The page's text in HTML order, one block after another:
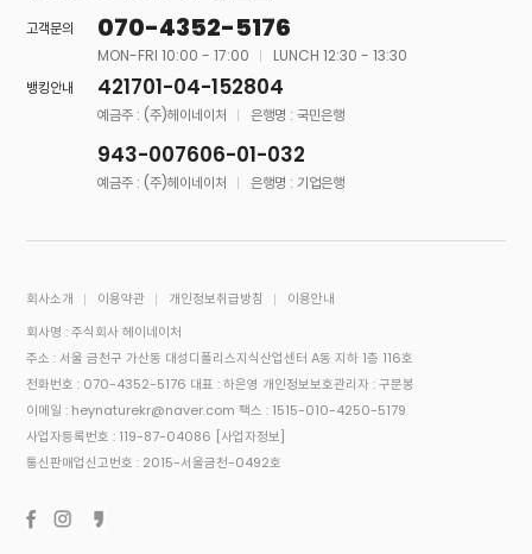
고객문의
070-4352-5176
MON-FRI 10:00 - 17:00
LUNCH 12:30 - 13:30
뱅킹안내
421701-04-152804
예금주 : (주)헤이네이처 은행명 : 국민은행
943-007606-01-032
예금주 : (주)헤이네이처 은행명 : 기업은행
회사소개 이용약관 개인정보취급방침
이용안내
회사명 : 주식회사 헤이네이처
주소 : 서울 금천구 가산동 대성디폴리스지식산업센터 A동 지하 1층 116호
전화번호 : 070-4352-5176 대표 : 하은영 개인정보보호관리자 : 구문봉
이메일 : heynaturekr@naver.com 팩스 : 1515-010-4250-5179
사업자등록번호 : 119-87-04086 [사업자정보]
통신판매업신고번호 : 2015-서울금천-0492호